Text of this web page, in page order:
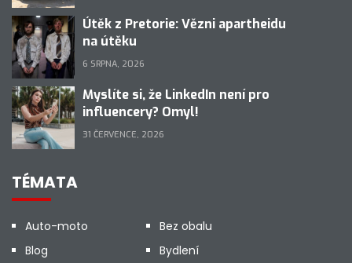
Útěk z Pretorie: Vězni apartheidu
na útěku
6 SRPNA, 2026
Myslíte si, že LinkedIn není pro
influencery? Omyl!
31 ČERVENCE, 2026
TÉMATA
Auto-moto
Bez obalu
Blog
Bydlení